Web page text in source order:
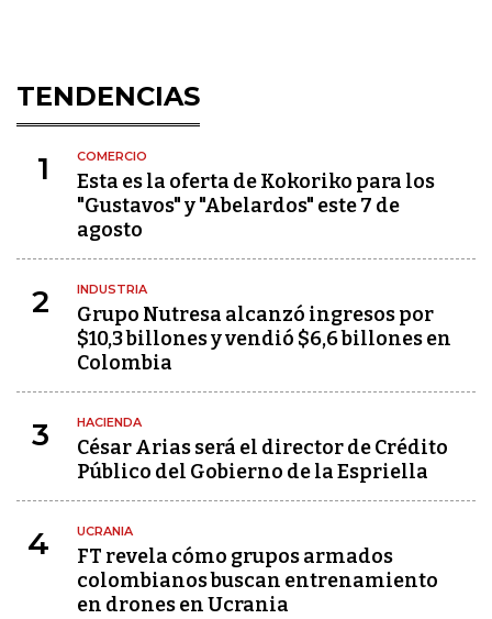
TENDENCIAS
1 COMERCIO
Esta es la oferta de Kokoriko para los
"Gustavos" y "Abelardos" este 7 de
agosto
2 INDUSTRIA
Grupo Nutresa alcanzó ingresos por
$10,3 billones y vendió $6,6 billones en
Colombia
3 HACIENDA
César Arias será el director de Crédito
Público del Gobierno de la Espriella
4 UCRANIA
FT revela cómo grupos armados
colombianos buscan entrenamiento
en drones en Ucrania